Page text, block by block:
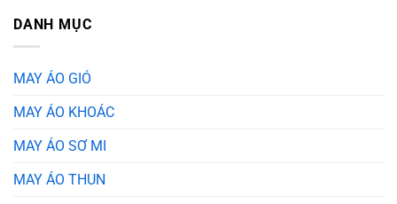
DANH MỤC
MAY ÁO GIÓ
MAY ÁO KHOÁC
MAY ÁO SƠ MI
MAY ÁO THUN